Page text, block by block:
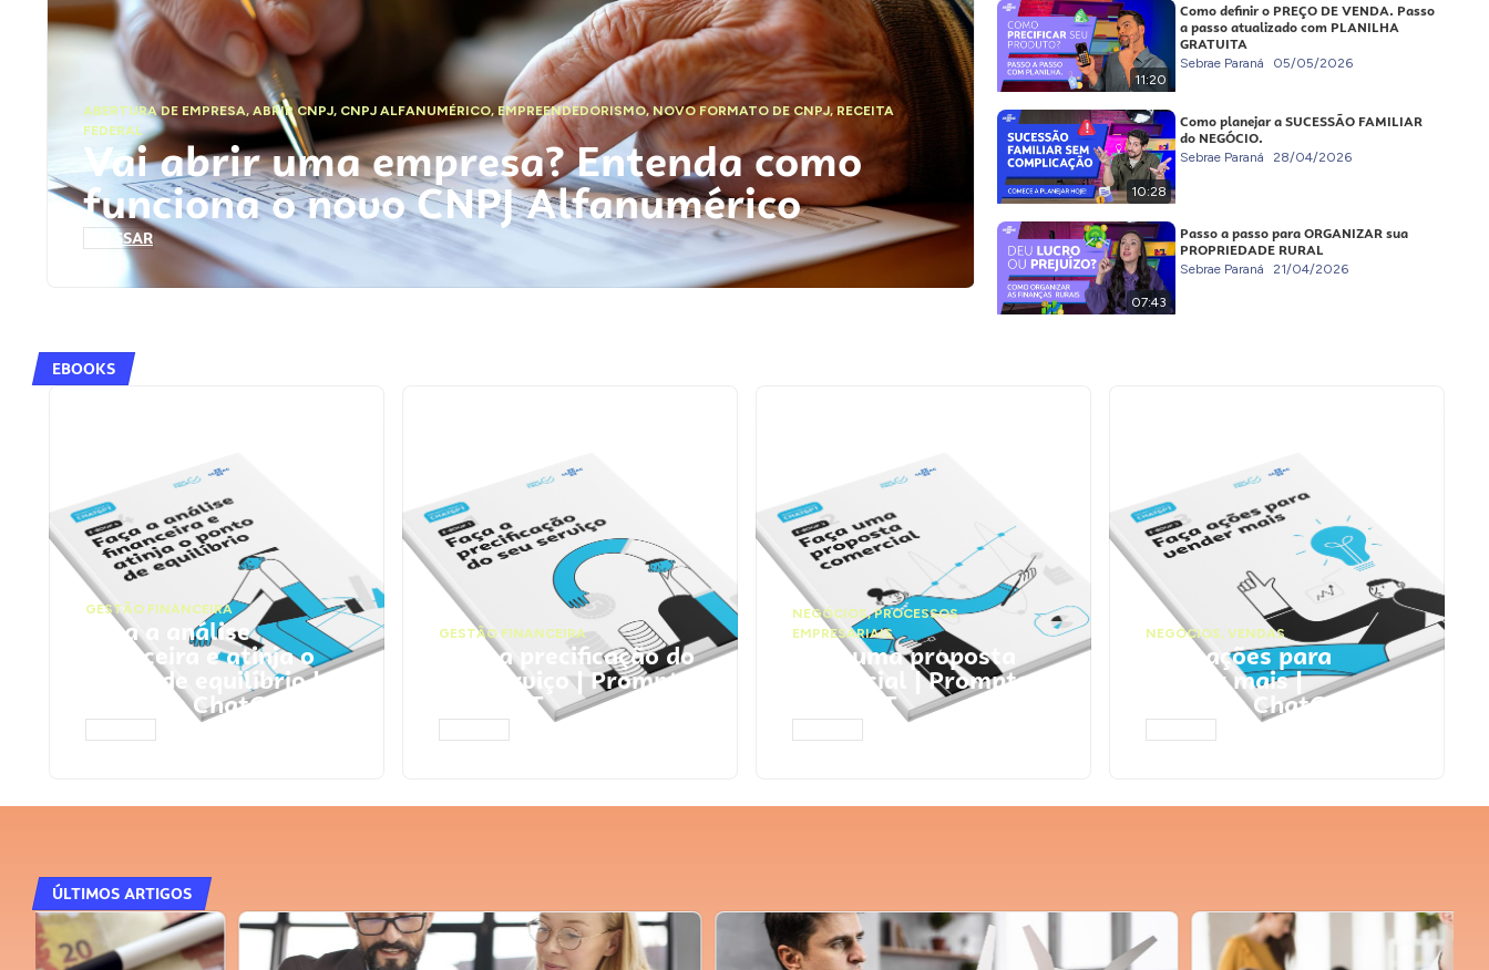
ABERTURA DE EMPRESA,ABRIR CNPJ, CNPJ ALFANUMÉRICO, EMPREENDEDORISMO,NOVO FORMATO DE CNPJ,RECEITA
FEDERAL
Vai abrir uma empresa? Entenda como
funciona o novo CNPJ Alfanumérico
ACESSAR
11:20
Como definir o PREÇO DE VENDA. Passo
a passo atualizado com PLANILHA
GRATUITA
Sebrae Paraná 05/05/2026
10:28
Como planejar a SUCESSÃO FAMILIAR
do NEGÓCIO.
Sebrae Paraná 28/04/2026
07:43
Passo a passo para ORGANIZAR sua
PROPRIEDADE RURAL
Sebrae Paraná 21/04/2026
EBOOKS
GESTÃO FINANCEIRA
Faça a análise
financeira e atinja o
ponto de equilíbrio |
Prompts ChatGPT
GESTÃO FINANCEIRA
Faça a precificação do
seu serviço | Prompts
ChatGPT
NEGÓCIOS,PROCESSOS
EMPRESARIAIS
Faça uma proposta
comercial | Prompts
ChatGPT
NEGÓCIOS, VENDAS
Faça ações para
vender mais |
Prompts ChatGPT
ÚLTIMOS ARTIGOS